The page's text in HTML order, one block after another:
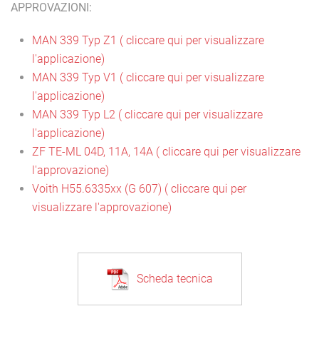
APPROVAZIONI:
MAN 339 Typ Z1 ( cliccare qui per visualizzare
l'applicazione)
MAN 339 Typ V1 ( cliccare qui per visualizzare
l'applicazione)
MAN 339 Typ L2 ( cliccare qui per visualizzare
l'applicazione)
ZF TE-ML 04D, 11A, 14A ( cliccare qui per visualizzare
l'approvazione)
Voith H55.6335xx (G 607) ( cliccare qui per
visualizzare l'approvazione)
Scheda tecnica